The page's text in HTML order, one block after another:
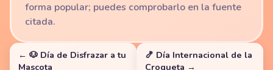
forma popular; puedes comprobarlo en la fuente
citada.
← 🐶 Día de Disfrazar a tu
Mascota
🍤 Día Internacional de la
Croqueta →